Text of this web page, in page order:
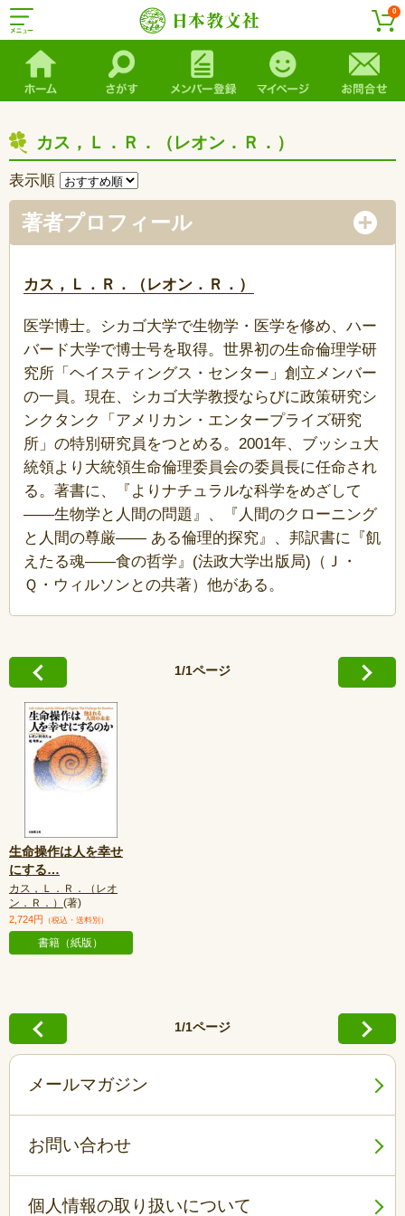
0
カス，Ｌ．Ｒ．（レオン．Ｒ．）
表示順
著者プロフィール
カス，Ｌ．Ｒ．（レオン．Ｒ．）
医学博士。シカゴ大学で生物学・医学を修め、ハー
バード大学で博士号を取得。世界初の生命倫理学研
究所「ヘイスティングス・センター」創立メンバー
の一員。現在、シカゴ大学教授ならびに政策研究シ
ンクタンク「アメリカン・エンタープライズ研究
所」の特別研究員をつとめる。2001年、ブッシュ大
統領より大統領生命倫理委員会の委員長に任命され
る。著書に、『よりナチュラルな科学をめざして
――生物学と人間の問題』、『人間のクローニング
と人間の尊厳―― ある倫理的探究』、邦訳書に『飢
えたる魂――食の哲学』(法政大学出版局)（Ｊ・
Ｑ・ウィルソンとの共著）他がある。
1/1ページ
生命操作は人を幸せ
にする…
カス，Ｌ．Ｒ．（レオ
ン．Ｒ．） (著)
2,724円 （税込・送料別）
書籍（紙版）
1/1ページ
メールマガジン
お問い合わせ
個人情報の取り扱いについて